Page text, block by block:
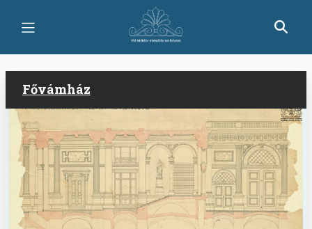
tartalomra
Fővámház